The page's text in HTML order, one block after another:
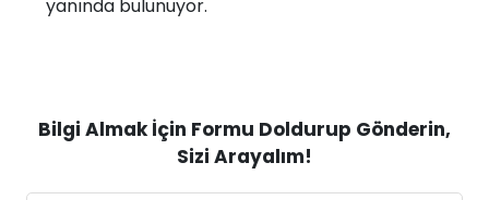
yanında bulunuyor.
Bilgi Almak İçin Formu Doldurup Gönderin,
Sizi Arayalım!